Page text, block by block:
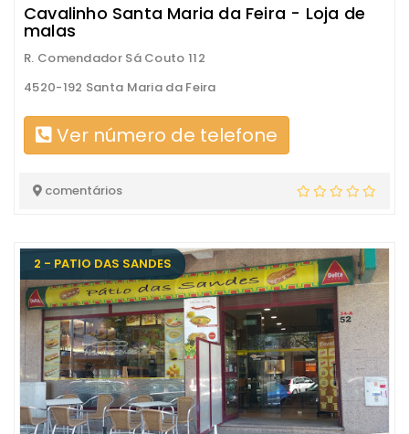
Cavalinho Santa Maria da Feira - Loja de
malas
R. Comendador Sá Couto 112
4520-192 Santa Maria da Feira
Ver número de telefone
comentários
2 - PATIO DAS SANDES